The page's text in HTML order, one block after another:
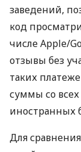
заведений,
код
числе Apple/
отзывы без
таких
суммы со всех
иностранных
Для